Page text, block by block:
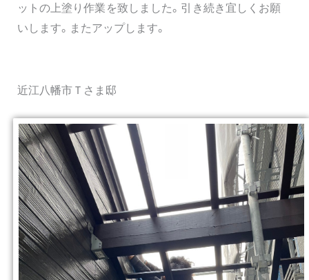
ットの上塗り作業を致しました。引き続き宜しくお願
いします。またアップします。
近江八幡市Ｔさま邸